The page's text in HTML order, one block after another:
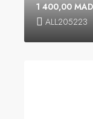
ALL205223
1 400,00